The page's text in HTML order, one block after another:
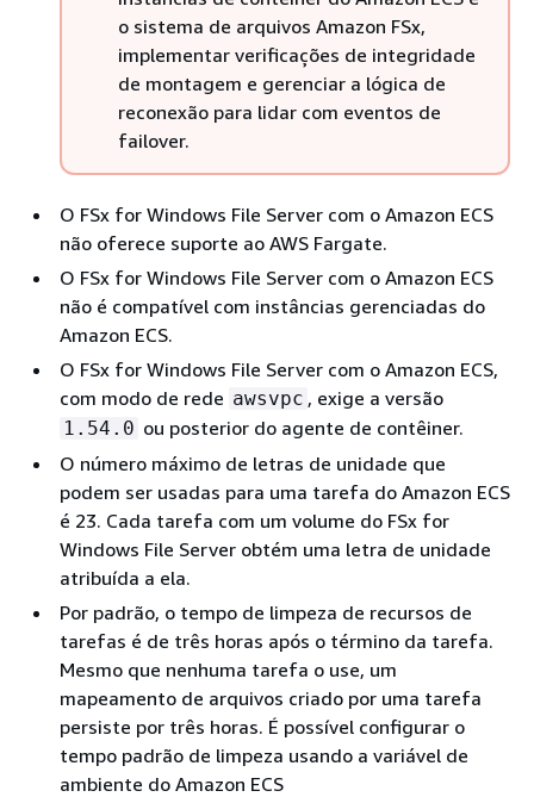
o sistema de arquivos Amazon FSx,
implementar verificações de integridade
de montagem e gerenciar a lógica de
reconexão para lidar com eventos de
failover.
O FSx for Windows File Server com o Amazon ECS
não oferece suporte ao AWS Fargate.
O FSx for Windows File Server com o Amazon ECS
não é compatível com instâncias gerenciadas do
Amazon ECS.
O FSx for Windows File Server com o Amazon ECS,
com modo de rede awsvpc , exige a versão
1.54.0 ou posterior do agente de contêiner.
O número máximo de letras de unidade que
podem ser usadas para uma tarefa do Amazon ECS
é 23. Cada tarefa com um volume do FSx for
Windows File Server obtém uma letra de unidade
atribuída a ela.
Por padrão, o tempo de limpeza de recursos de
tarefas é de três horas após o término da tarefa.
Mesmo que nenhuma tarefa o use, um
mapeamento de arquivos criado por uma tarefa
persiste por três horas. É possível configurar o
tempo padrão de limpeza usando a variável de
ambiente do Amazon ECS